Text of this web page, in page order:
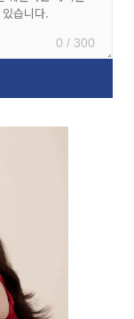
0 / 300